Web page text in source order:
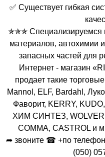
✅ Существует гибкая
✯✯✯ Специализируемся
материалов, автохимии
запасных частей для
Интернет - магазин
продает такие
Mannol, ELF, Bardahl,
Фаворит, KERRY,
ХИМ СИНТЕЗ,
COMMA, CASTROL и
➦ звоните ☎ +по
(050)